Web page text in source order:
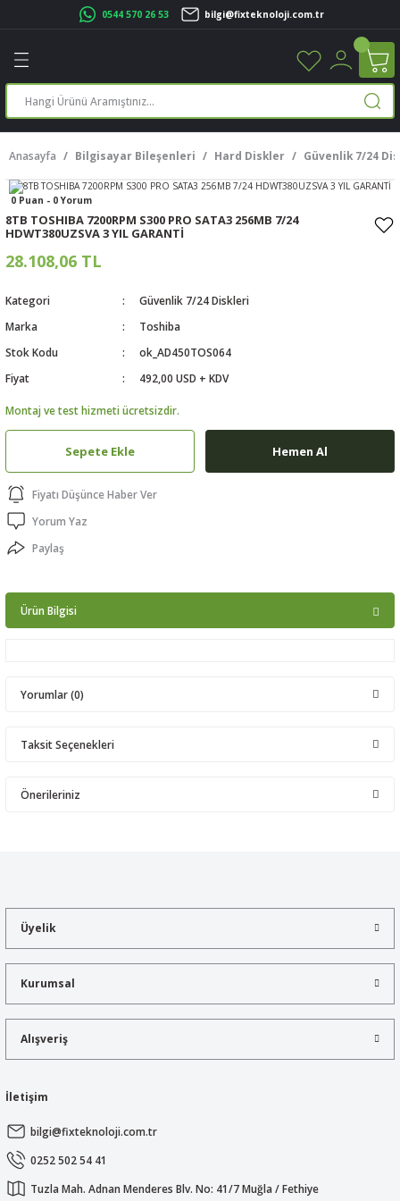
0544 570 26 53 bilgi@fixteknoloji.com.tr
Geri Dön
Geri Dön
Geri Dön
Yazıcı
Geri Dön
Geri Dön
Geri Dön
Geri Dön
Geri Dön
Anasayfa Bilgisayar Bileşenleri Hard Diskler Güvenlik 7/24
0 Puan - 0 Yorum
8TB TOSHIBA 7200RPM S300 PRO SATA3 256MB 7/24
HDWT380UZSVA 3 YIL GARANTİ
28.108,06 TL
Kategori
Güvenlik 7/24 Diskleri
Marka
Toshiba
Stok Kodu
ok_AD450TOS064
Fiyat
492,00 USD + KDV
Montaj ve test hizmeti ücretsizdir.
Sepete Ekle Hemen Al
Fiyatı Düşünce Haber Ver
Yorum Yaz
Paylaş
Ürün Bilgisi
Yorumlar (0)
Taksit Seçenekleri
Önerileriniz
Ürün açıklamasında eksik bilgiler bulunuyor.
Ürün bilgilerinde hatalar bulunuyor.
Bu ürüne benzer farklı alternatifler olmalı.
Üyelik
Kurumsal
Alışveriş
İletişim
bilgi@fixteknoloji.com.tr
0252 502 54 41
Tuzla Mah. Adnan Menderes Blv. No: 41/7 Muğla / Fethiye